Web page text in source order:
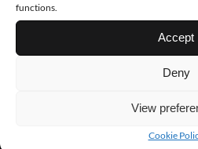
functions.
Accept
Deny
View
Cookie